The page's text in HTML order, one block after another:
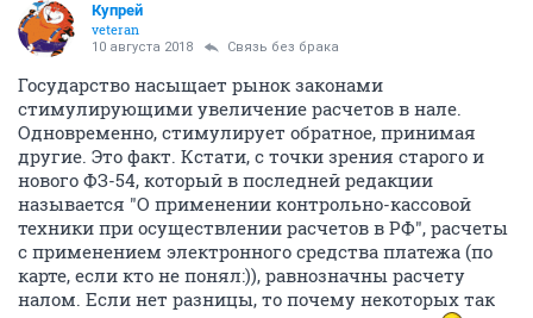
Купрей
veteran
10 августа 2018 Связь без брака
Государство насыщает рынок законами
стимулирующими увеличение расчетов в нале.
Одновременно, стимулирует обратное, принимая
другие. Это факт. Кстати, с точки зрения старого и
нового ФЗ-54, который в последней редакции
называется "О применении контрольно-кассовой
техники при осуществлении расчетов в РФ", расчеты
с применением электронного средства платежа (по
карте, если кто не понял:)), равнозначны расчету
налом. Если нет разницы, то почему некоторых так